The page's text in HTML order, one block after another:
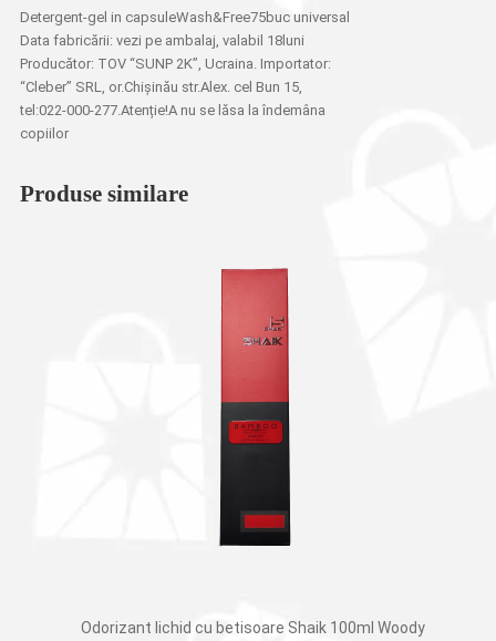
Detergent-gel in capsuleWash&Free75buc universal
Data fabricării: vezi pe ambalaj, valabil 18luni
Producător: TOV “SUNP 2K”, Ucraina. Importator:
“Cleber” SRL, or.Chișinău str.Alex. cel Bun 15,
tel:022-000-277.Atenție!A nu se lăsa la îndemâna
copiilor
Produse similare
Odorizant lichid cu betisoare Shaik 100ml Woody